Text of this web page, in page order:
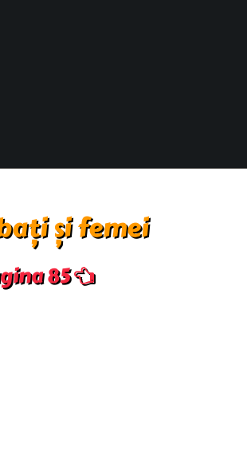
și femei
85